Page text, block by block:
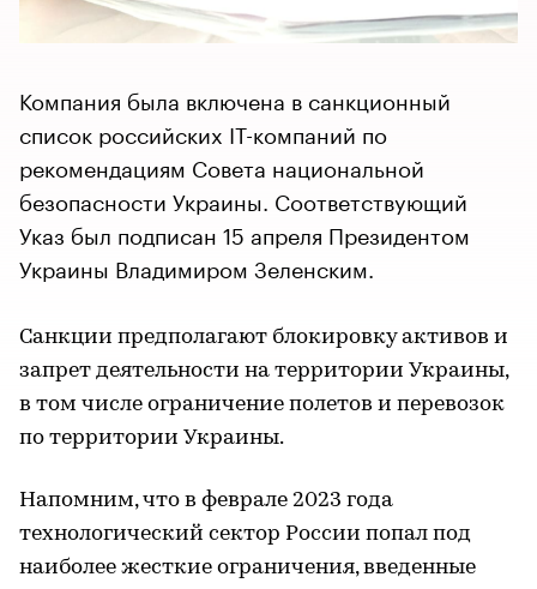
Компания была включена в санкционный
список российских IT-компаний по
рекомендациям Совета национальной
безопасности Украины. Соответствующий
Указ был подписан 15 апреля Президентом
Украины Владимиром Зеленским.
Санкции предполагают блокировку активов и
запрет деятельности на территории Украины,
в том числе ограничение полетов и перевозок
по территории Украины.
Напомним, что в феврале 2023 года
технологический сектор России попал под
наиболее жесткие ограничения, введенные